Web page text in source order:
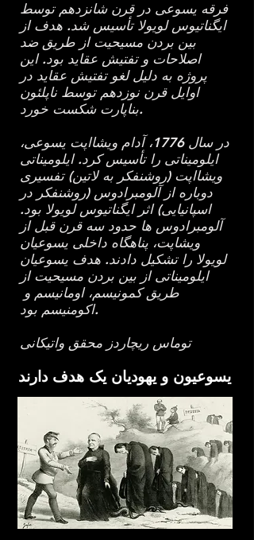
فرقه یسوعی در قرن شانزدهم توسط
ایگناتیوس لویولا تأسیس شد. هدف از
بین بردن مسیحیت از طریق ضد
اصلاحات و تفتیش عقاید بود. این
پروژه به دلیل لغو تفتیش عقاید در
اوایل قرن نوزدهم توسط ناپلئون
بناپارت شکست خورد.
در سال 1776، آدام ویشااپت یسوعی،
ایلومیناتی را تأسیس کرد. ایلومیناتی
ویشااپت (روشنفکر به لاتین) تفسیری
دوباره از آلومبرادوس (روشنفکر در
اسپانیایی) اثر ایگناتیوس لویولا بود.
آلومبرادوس ها حدود سه قرن قبل از
ویشاپت، پناهگاه داخلی یسوعیان
لویولا را تشکیل دادند. هدف یسوعیان
ایلومیناتی از بین بردن مسیحیت از
طریق کمونیسم، اومانیسم و ​​
اکومنیسم بود.
توماس ریچاردز محقق واتیکانی
یسوعیون و یهودیان یک هدف دارند